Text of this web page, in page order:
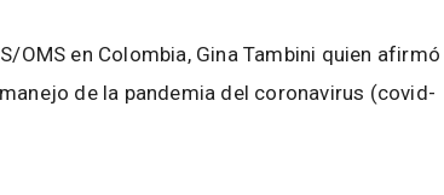
OMS en Colombia, Gina Tambini quien afirmó
de la pandemia del coronavirus (covid-